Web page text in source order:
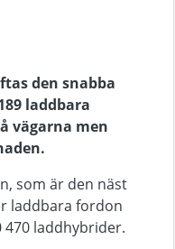
den snabba
laddbara
vägarna men
som är den näst
laddbara fordon
470 laddhybrider.